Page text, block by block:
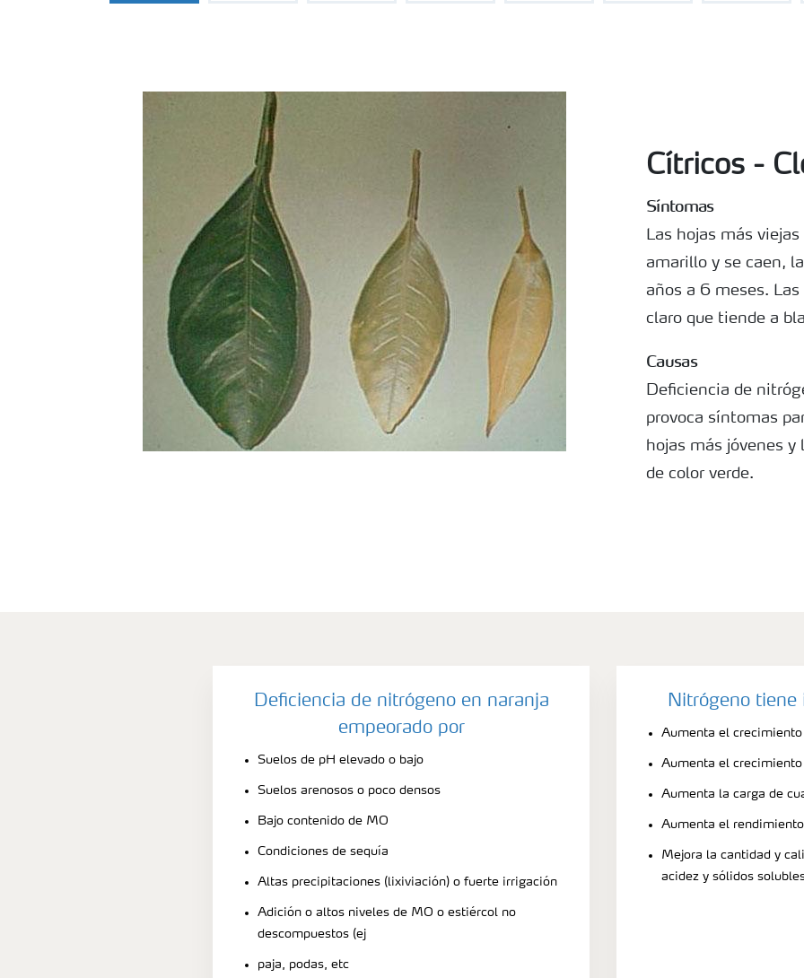
Cítricos -
Síntomas
Las hojas más
amarillo y se caen,
años a 6 meses.
claro que tiende a
Causas
Deficiencia de
provoca síntomas
hojas más jóvenes
de color verde.
Deficiencia de nitrógeno en naranja
empeorado por
Suelos de pH elevado o bajo
Suelos arenosos o poco densos
Bajo contenido de MO
Condiciones de sequía
Altas precipitaciones (lixiviación) o fuerte irrigación
Adición o altos niveles de MO o estiércol no
descompuestos (ej
paja, podas, etc
Nitrógeno tiene
Aumenta el
Aumenta el
Aumenta la carga de
Aumenta el rendimiento
Mejora la cantidad y
acidez y sólidos